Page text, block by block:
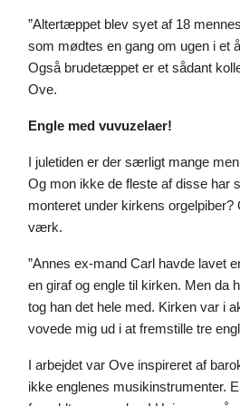
”Altertæppet blev syet af 18
som mødtes en gang om ugen i et
Også brudetæppet er et sådant
Ove.
Engle med vuvuzelaer!
I juletiden er der særligt mange
Og mon ikke de fleste af disse har
monteret under kirkens
værk.
”Annes ex-mand Carl havde lavet
en giraf og engle til kirken. Men da
tog han det hele med. Kirken var i
vovede mig ud i at fremstille tre
I arbejdet var Ove inspireret af
ikke englenes musikinstrumenter.